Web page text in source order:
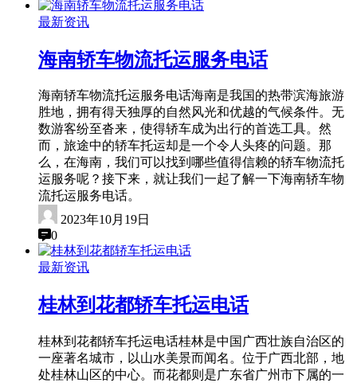
最新资讯
海南轿车物流托运服务电话
海南轿车物流托运服务电话海南是我国的热带滨海旅游
胜地，拥有得天独厚的自然风光和优越的气候条件。无
数游客纷至沓来，使得轿车成为出行的首选工具。然
而，旅途中的轿车托运却是一个令人头疼的问题。那
么，在海南，我们可以找到哪些值得信赖的轿车物流托
运服务呢？接下来，就让我们一起了解一下海南轿车物
流托运服务电话。
2023年10月19日
0
最新资讯
桂林到花都轿车托运电话
桂林到花都轿车托运电话桂林是中国广西壮族自治区的
一座著名城市，以山水美景而闻名。位于广西北部，地
处桂林山区的中心。而花都则是广东省广州市下属的一